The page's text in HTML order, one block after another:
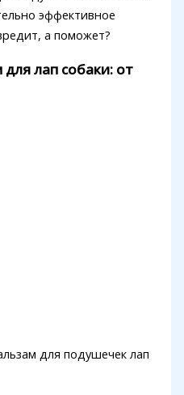
эффективное
а поможет?
лап собаки: от